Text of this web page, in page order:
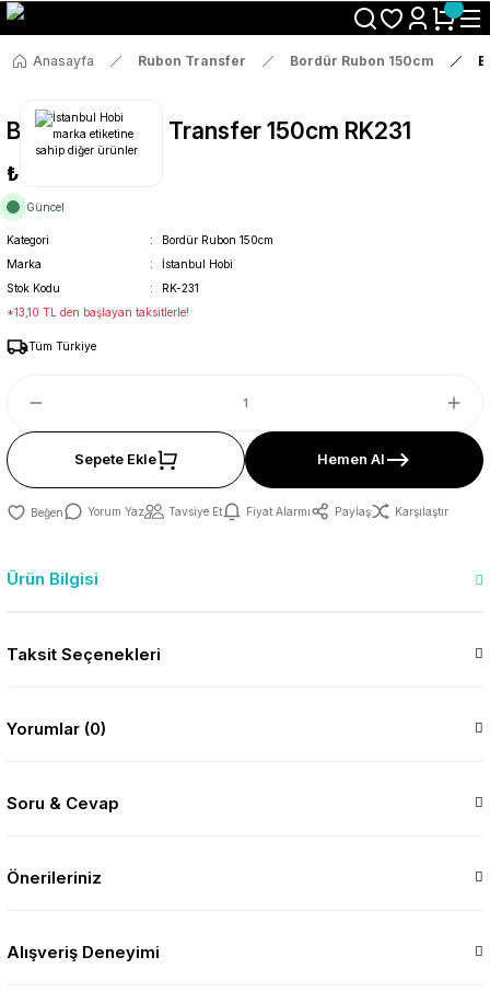
Size Özel "HG10" Koduyla Sepette Hemen %10 İndirimi Kaçırma
Anasayfa Rubon Transfer Bordür Rubon 150cm
Bordür Rub On Transfer 150cm RK231
₺69
Güncel
Kategori
Bordür Rubon 150cm
Marka
İstanbul Hobi
Stok Kodu
RK-231
*13,10 TL den başlayan taksitlerle!
Tüm Türkiye
Sepete Ekle Hemen Al
Yorum Yaz Tavsiye Et Fiyat Alarmı Paylaş Karşılaştır
Ürün Bilgisi
Taksit Seçenekleri
Yorumlar (0)
Soru & Cevap
Önerileriniz
Alışveriş Deneyimi